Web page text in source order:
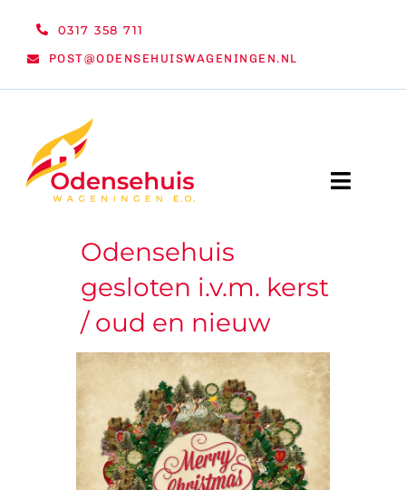
0317 358 711
POST@ODENSEHUISWAGENINGEN.NL
Toggle
WELKOM
ORGANISATIE
VRIJWILLIGERS & STAGIAIRES
Odensehuis
gesloten i.v.m. kerst
/ oud en nieuw